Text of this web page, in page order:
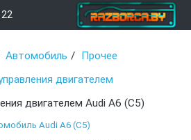
Автомобиль
Прочее
двигателем
двигателем Audi A6 (C5)
Audi A6 (C5)